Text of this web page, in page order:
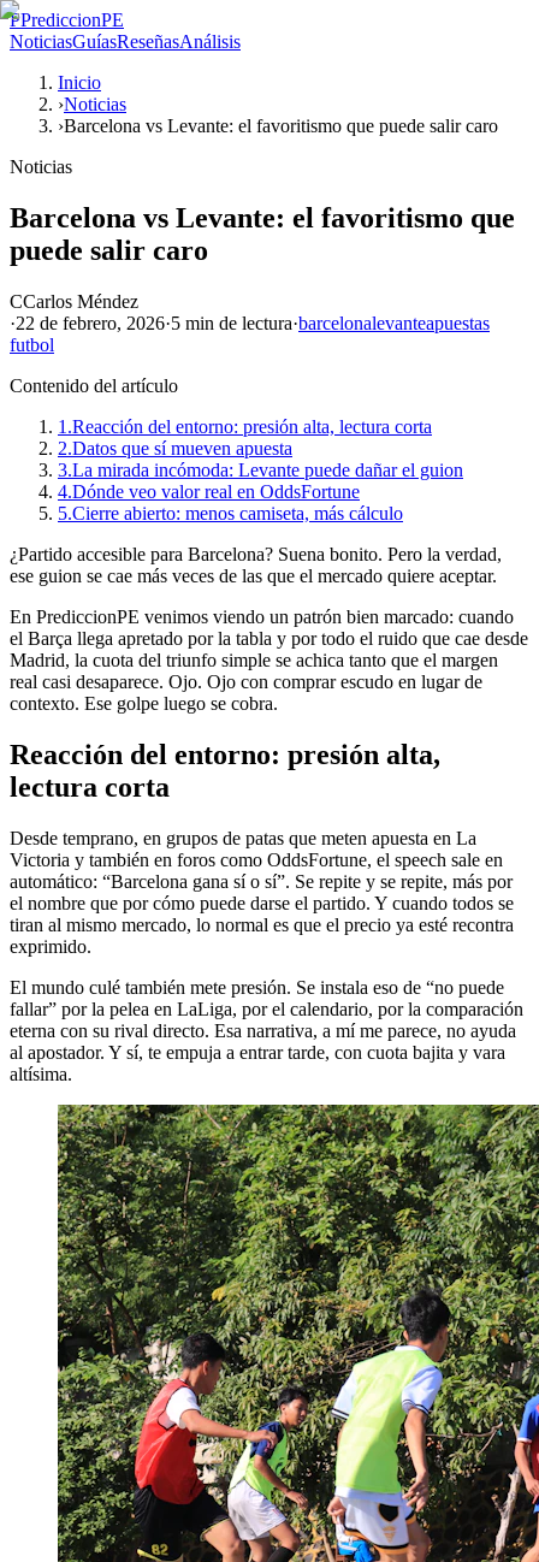
PPrediccionPE
NoticiasGuíasReseñasAnálisis
Inicio
›Noticias
›Barcelona vs Levante: el favoritismo que puede salir caro
Noticias
Barcelona vs Levante: el favoritismo que
puede salir caro
CCarlos Méndez
·22 de febrero, 2026·5 min de lectura·barcelonalevanteapuestas
futbol
Contenido del artículo
1.Reacción del entorno: presión alta, lectura corta
2.Datos que sí mueven apuesta
3.La mirada incómoda: Levante puede dañar el guion
4.Dónde veo valor real en OddsFortune
5.Cierre abierto: menos camiseta, más cálculo
¿Partido accesible para Barcelona? Suena bonito. Pero la verdad,
ese guion se cae más veces de las que el mercado quiere aceptar.
En PrediccionPE venimos viendo un patrón bien marcado: cuando
el Barça llega apretado por la tabla y por todo el ruido que cae desde
Madrid, la cuota del triunfo simple se achica tanto que el margen
real casi desaparece. Ojo. Ojo con comprar escudo en lugar de
contexto. Ese golpe luego se cobra.
Reacción del entorno: presión alta,
lectura corta
Desde temprano, en grupos de patas que meten apuesta en La
Victoria y también en foros como OddsFortune, el speech sale en
automático: “Barcelona gana sí o sí”. Se repite y se repite, más por
el nombre que por cómo puede darse el partido. Y cuando todos se
tiran al mismo mercado, lo normal es que el precio ya esté recontra
exprimido.
El mundo culé también mete presión. Se instala eso de “no puede
fallar” por la pelea en LaLiga, por el calendario, por la comparación
eterna con su rival directo. Esa narrativa, a mí me parece, no ayuda
al apostador. Y sí, te empuja a entrar tarde, con cuota bajita y vara
altísima.